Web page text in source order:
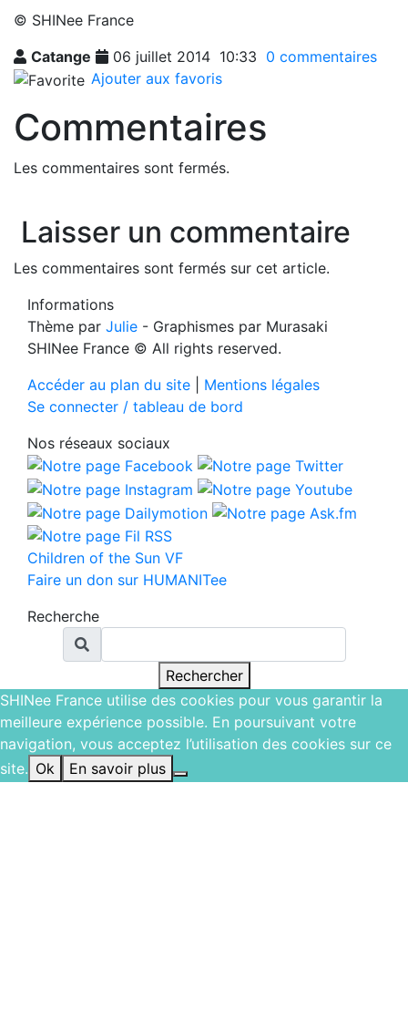
© SHINee France
Catange
06 juillet 2014 10:33 0 commentaires
Ajouter aux favoris
Commentaires
Les commentaires sont fermés.
Laisser un commentaire
Les commentaires sont fermés sur cet article.
Informations
Thème par Julie - Graphismes par Murasaki
SHINee France © All rights reserved.
Accéder au plan du site
Mentions légales
Se connecter / tableau de bord
Nos réseaux sociaux
Children of the Sun VF
Faire un don sur HUMANITee
Recherche
Recherche
Rechercher
SHINee France utilise des cookies pour vous garantir la
meilleure expérience possible. En poursuivant votre
navigation, vous acceptez l’utilisation des cookies sur ce
site. Ok En savoir plus